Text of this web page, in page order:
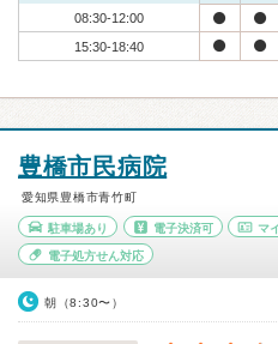
08:30-12:00
15:30-18:40
豊橋市民病院
愛知県豊橋市青竹町
駐車場あり 電子決済可 マ
電子処方せん対応
朝（8:30〜）